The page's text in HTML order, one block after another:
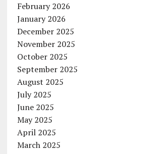
February 2026
January 2026
December 2025
November 2025
October 2025
September 2025
August 2025
July 2025
June 2025
May 2025
April 2025
March 2025